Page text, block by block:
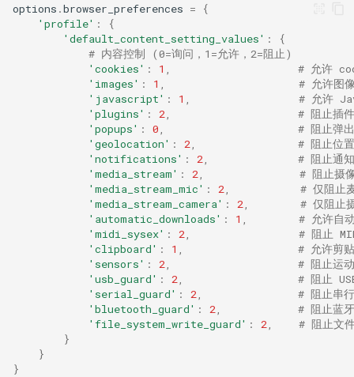
options .browser_preferences =
{
'profile' :
{
'default_content_setting_values' :
{
# 内容控制 (0=询问，1=允许，2=阻止)
'cookies' : 1 ,
# 允许
'images' : 1 ,
# 允许图
'javascript' : 1 ,
# 允许
'plugins' : 2,
# 阻止插
'popups' : 0,
# 阻止弹
'geolocation' : 2,
# 阻止位
'notifications' : 2,
# 阻止通知
'media_stream' : 2,
# 阻止摄
'media_stream_mic' : 2,
# 仅阻止
'media_stream_camera' : 2,
# 仅阻止
'automatic_downloads' : 1 ,
# 允许自
'midi_sysex' : 2,
# 阻止
'clipboard' : 1 ,
# 允许剪
'sensors' : 2,
# 阻止运
'usb_guard' : 2,
# 阻止
'serial_guard' : 2,
# 阻止串
'bluetooth_guard' : 2,
# 阻止蓝牙
'file_system_write_guard' : 2,
# 阻止文
}
}
}